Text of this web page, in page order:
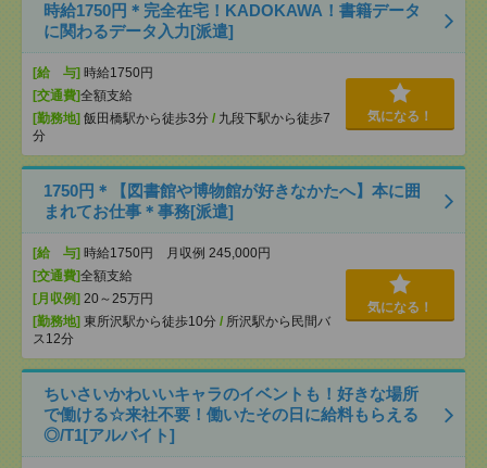
時給1750円＊完全在宅！KADOKAWA！書籍データ
に関わるデータ入力[派遣]
[給 与] 時給1750円
[交通費]全額支給
[勤務地] 飯田橋駅から徒歩3分 / 九段下駅から徒歩7
分
気になる！
1750円＊【図書館や博物館が好きなかたへ】本に囲
まれてお仕事＊事務[派遣]
[給 与] 時給1750円 月収例 245,000円
[交通費]全額支給
[月収例] 20～25万円
[勤務地] 東所沢駅から徒歩10分 / 所沢駅から民間バ
ス12分
気になる！
ちいさいかわいいキャラのイベントも！好きな場所
で働ける☆来社不要！働いたその日に給料もらえる
◎/T1[アルバイト]